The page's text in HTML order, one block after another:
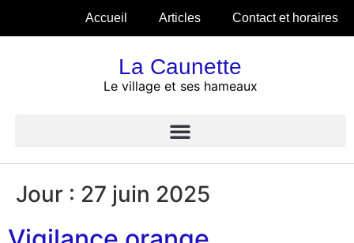
Accueil Articles Contact et horaires
La Caunette
Le village et ses hameaux
Jour : 27 juin 2025